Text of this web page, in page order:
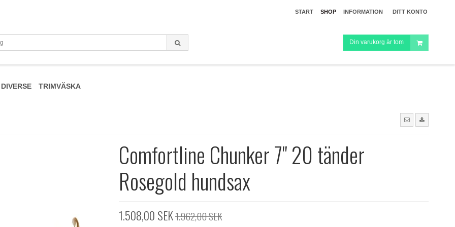
START SHOP INFORMATION DITT KONTO
Din varukorg är tom
DIVERSE TRIMVÄSKA
Comfortline Chunker 7" 20 tänder
Rosegold hundsax
1.508,00 SEK1.962,00 SEK